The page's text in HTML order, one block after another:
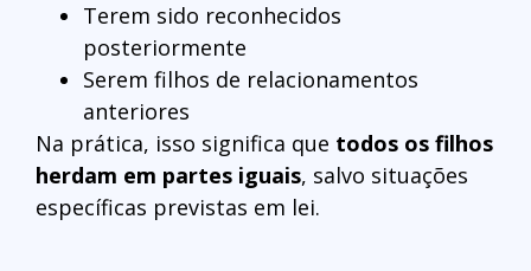
Terem sido reconhecidos
posteriormente
Serem filhos de relacionamentos
anteriores
Na prática, isso significa que todos os filhos
herdam em partes iguais, salvo situações
específicas previstas em lei.